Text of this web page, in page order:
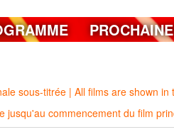
sous-titrée | All films are shown
jusqu'au commencement du film